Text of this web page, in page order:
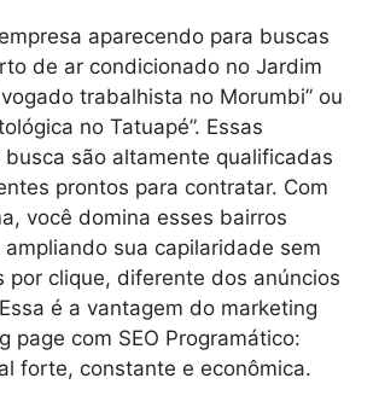
aparecendo para buscas
de ar condicionado no Jardim
trabalhista no Morumbi” ou
no Tatuapé”. Essas
são altamente qualificadas
prontos para contratar. Com
você domina esses bairros
sua capilaridade sem
por clique, diferente dos anúncios
é a vantagem do marketing
page com SEO Programático:
forte, constante e econômica.